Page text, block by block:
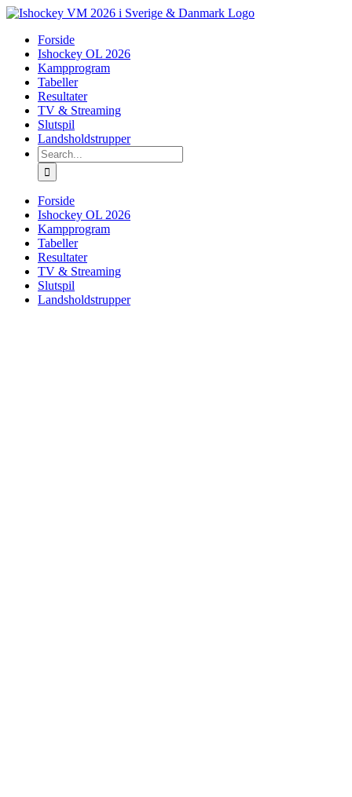
Skip
contentForside
Ishockey OL 2026
Kampprogram
Tabeller
Resultater
TV & Streaming
Slutspil
Landsholdstrupper
Search
for:
Forside
Ishockey OL 2026
Kampprogram
Tabeller
Resultater
TV & Streaming
Slutspil
Landsholdstrupper